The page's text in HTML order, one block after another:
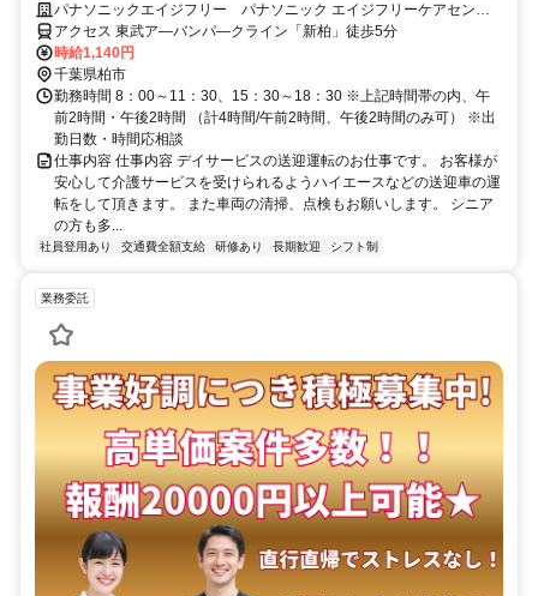
勤務日数や勤務時間のご相談も可能ですので、空き時間にご勤務頂けま
す。
パナソニックエイジフリー パナソニック エイジフリーケアセンタ
ー柏豊住・デイサービス
アクセス 東武ア―バンパ―クライン「新柏」徒歩5分
時給1,140円
千葉県柏市
勤務時間 8：00～11：30、15：30～18：30 ※上記時間帯の内、午
前2時間・午後2時間 （計4時間/午前2時間、午後2時間のみ可） ※出
勤日数・時間応相談
仕事内容 仕事内容 デイサービスの送迎運転のお仕事です。 お客様が
安心して介護サービスを受けられるようハイエースなどの送迎車の運
転をして頂きます。 また車両の清掃、点検もお願いします。 シニア
の方も多...
社員登用あり 交通費全額支給 研修あり 長期歓迎 シフト制
業務委託